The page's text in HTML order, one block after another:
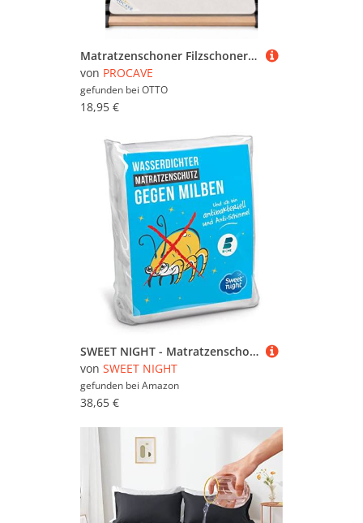
Matratzenschoner Filzschoner Lattenrost Matratzenschutz Made in Germany div. Größen PROCAVE, Matratzenunterlage atmungsaktiv, 70x140 cm
von PROCAVE
gefunden bei OTTO
18,95 €
SWEET NIGHT - Matratzenschoner 200x200 cm | Wasserdichte und Anti-Staubmilben-Matratzenauflage | 100 % Baumwollvlies | Leise und atmungsaktiv
von SWEET NIGHT
gefunden bei Amazon
38,65 €